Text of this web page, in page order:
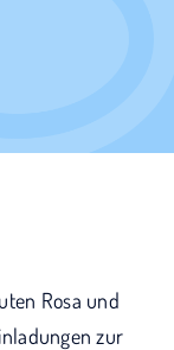
Rosa und
zur